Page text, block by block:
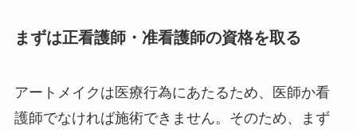
まずは正看護師・准看護師の資格を取る
アートメイクは医療行為にあたるため、医師か看
護師でなければ施術できません。そのため、まず